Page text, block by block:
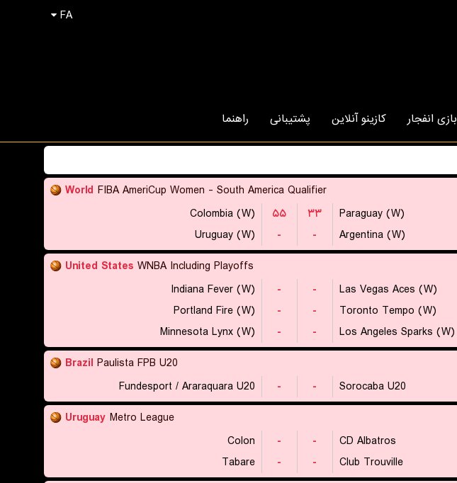
FA
بازی انفجار کازینو آنلاین پشتیبانی راهنما
World FIBA AmeriCup Women - South America Qualifier
Colombia (W)
۵۵ ۳۳ Paraguay (W)
Uruguay (W)
- - Argentina (W)
United States WNBA Including Playoffs
Indiana Fever (W)
- - Las Vegas Aces (W)
Portland Fire (W)
- - Toronto Tempo (W)
Minnesota Lynx (W)
- - Los Angeles Sparks (W)
Brazil Paulista FPB U20
Fundesport / Araraquara U20
- - Sorocaba U20
Uruguay Metro League
Colon
- - CD Albatros
Tabare
- - Club Trouville